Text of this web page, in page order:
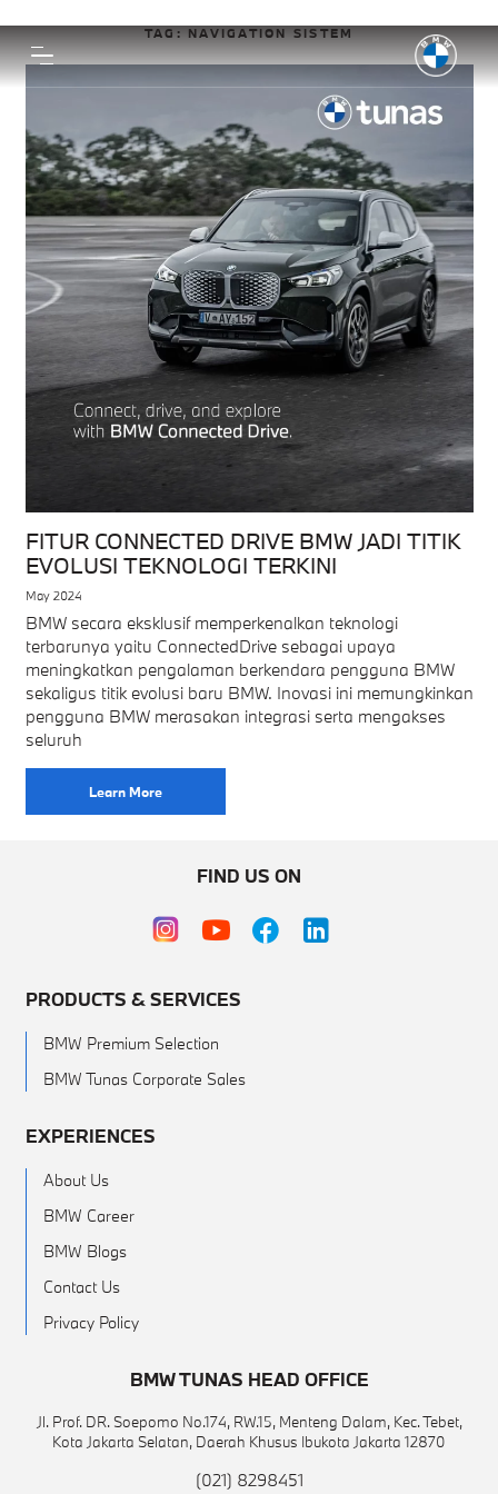
TAG:NAVIGATION SISTEM
FITUR CONNECTED DRIVE BMW JADI TITIK
EVOLUSI TEKNOLOGI TERKINI
May 2024
BMW secara eksklusif memperkenalkan teknologi
terbarunya yaitu ConnectedDrive sebagai upaya
meningkatkan pengalaman berkendara pengguna BMW
sekaligus titik evolusi baru BMW. Inovasi ini memungkinkan
pengguna BMW merasakan integrasi serta mengakses
seluruh
Learn More
FIND US ON
PRODUCTS & SERVICES
BMW Premium Selection
BMW Tunas Corporate Sales
EXPERIENCES
About Us
BMW Career
BMW Blogs
Contact Us
Privacy Policy
BMW TUNAS HEAD OFFICE
Jl. Prof. DR. Soepomo No.174, RW.15, Menteng Dalam, Kec. Tebet,
Kota Jakarta Selatan, Daerah Khusus Ibukota Jakarta 12870
(021) 8298451